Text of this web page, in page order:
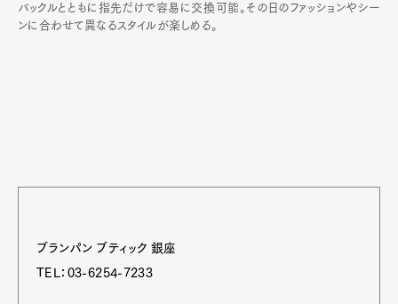
バックルとともに指先だけで容易に交換可能。その日のファッションやシー
ンに合わせて異なるスタイルが楽しめる。
ブランパン ブティック 銀座
TEL：03-6254-7233